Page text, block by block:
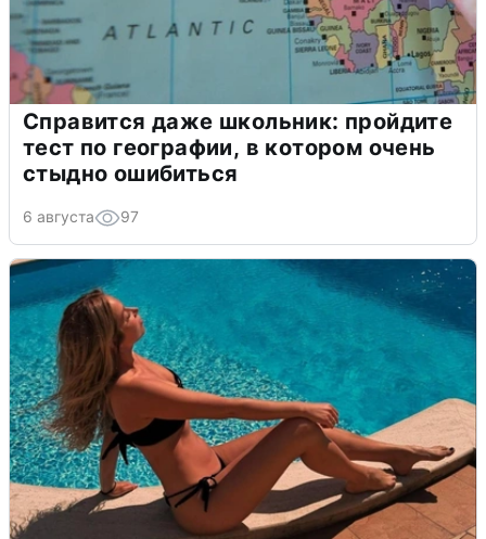
Справится даже школьник: пройдите
тест по географии, в котором очень
стыдно ошибиться
6 августа 97